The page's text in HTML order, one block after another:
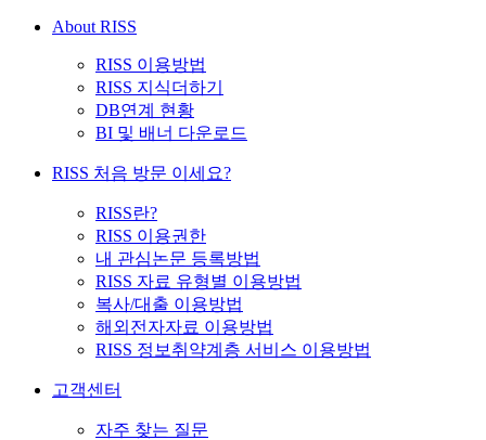
About RISS
RISS 이용방법
RISS 지식더하기
DB연계 현황
BI 및 배너 다운로드
RISS 처음 방문 이세요?
RISS란?
RISS 이용권한
내 관심논문 등록방법
RISS 자료 유형별 이용방법
복사/대출 이용방법
해외전자자료 이용방법
RISS 정보취약계층 서비스 이용방법
고객센터
자주 찾는 질문